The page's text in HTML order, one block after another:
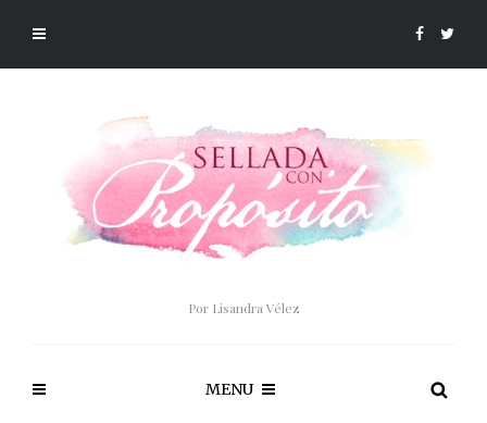
Por Lisandra Vélez
MENU